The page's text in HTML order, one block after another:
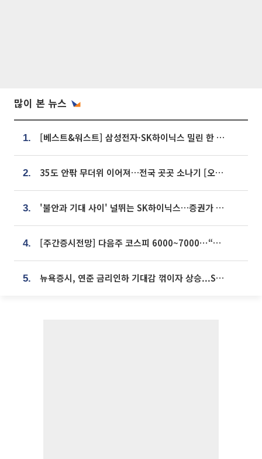
많이 본 뉴스
1. [베스트&워스트] 삼성전자·SK하이닉스 밀린 한 주…상상인증권은 85% 급등
2. 35도 안팎 무더위 이어져…전국 곳곳 소나기 [오늘 날씨]
3. '불안과 기대 사이' 널뛰는 SK하이닉스…증권가 "HBM4·LTA 기반 펀터멘털 견고"
4. [주간증시전망] 다음주 코스피 6000~7000⋯“外人 수급은 정책이 변수”
5. 뉴욕증시, 연준 금리인하 기대감 꺾이자 상승...S&P500 사상 최고치 [종합]